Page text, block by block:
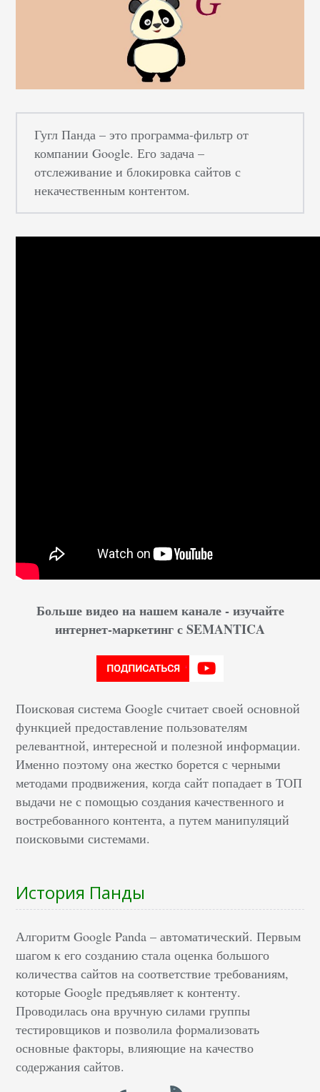
Гугл Панда – это программа-фильтр от
компании Google. Его задача –
отслеживание и блокировка сайтов с
некачественным контентом.
Больше видео на нашем канале - изучайте
интернет-маркетинг с SEMANTICA
Поисковая система Google считает своей основной
функцией предоставление пользователям
релевантной, интересной и полезной информации.
Именно поэтому она жестко борется с черными
методами продвижения, когда сайт попадает в ТОП
выдачи не с помощью создания качественного и
востребованного контента, а путем манипуляций
поисковыми системами.
История Панды
Алгоритм Google Panda – автоматический. Первым
шагом к его созданию стала оценка большого
количества сайтов на соответствие требованиям,
которые Google предъявляет к контенту.
Проводилась она вручную силами группы
тестировщиков и позволила формализовать
основные факторы, влияющие на качество
содержания сайтов.